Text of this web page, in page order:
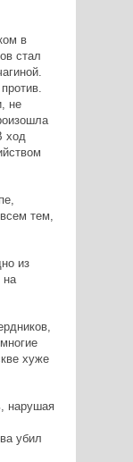
в
стал
не
ход
тем,
из
на
хуже
нарушая
убил